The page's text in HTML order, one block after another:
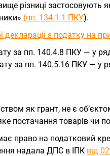
різниці
(пп. 134.1.1 ПКУ).
декларації з податку на
за пп. 140.4.8 ПКУ — у
за пп. 140.5.16 ПКУ — у
як грант, не є
постачання товарів чи
право на податковий
надала ДПС в ІПК від